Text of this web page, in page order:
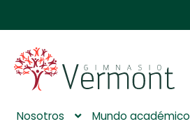
Nosotros Mundo académico